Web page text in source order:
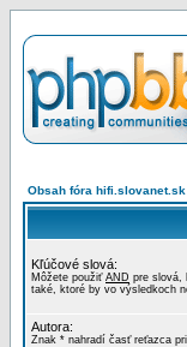
Obsah fóra hifi.slovanet.sk
Kľúčové slová:
Môžete použiť AND pre slová,
také, ktoré by vo výsledkoch
Autora:
Znak * nahradí časť reťazca